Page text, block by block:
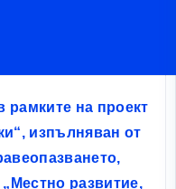
рамките на проект
изпълняван от
развитие,